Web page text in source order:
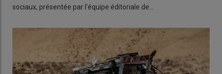
sociaux, présentée par l'équipe éditoriale de…